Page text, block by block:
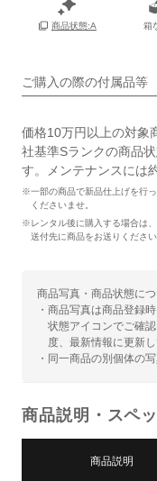
商品状態:A 箱
ご購入の際の付属品等
価格10万円以上の対象
社基準Sランクの商品
す。メンテナンスには
※一部の商品で新品仕上げを行
くださいませ。
※レンタル後に購入する場合は
送付先に商品をお送りください
商品写真・商品状態に
・商品写真は商品登録
状態アイコンでご確
度、最新情報に更新し
・同一商品の別個体の
商品説明・スペ
商品説明